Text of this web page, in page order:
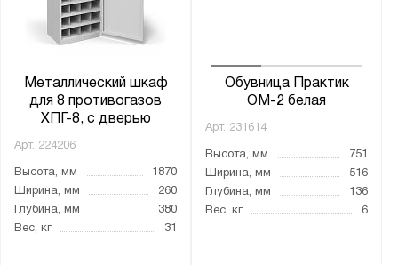
Металлический шкаф
для 8 противогазов
ХПГ-8, с дверью
Арт. 224206
Высота, мм
1870
Ширина, мм
260
Глубина, мм
380
Вес, кг
31
Обувница Практик
ОМ-2 белая
Арт. 231614
Высота, мм
751
Ширина, мм
516
Глубина, мм
136
Вес, кг
6
Уличный
Шкаф для обуви
Цвет:
Агатовый серый (RAL 7038)
Антрацитово-серый (RAL 7016)
Графитовый (RAL 7012)
Графитовый серый (RAL 7024)
Светло-серый (RAL 7035)